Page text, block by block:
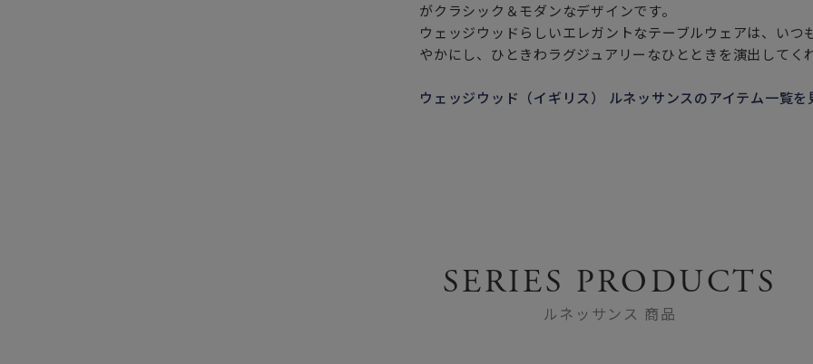
がクラシック＆モダンなデザインです。
ウェッジウッドらしいエレガントなテーブルウェアは、い
やかにし、ひときわラグジュアリーなひとときを演出してく
ウェッジウッド（イギリス） ルネッサンスのアイテム一覧を
SERIES PRODUCTS
ルネッサンス 商品